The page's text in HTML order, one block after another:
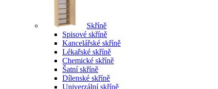
Skříně
Spisové skříně
Kancelářské skříně
Lékařské skříně
Chemické skříně
Šatní skříně
Dílenské skříně
Univerzální skříně